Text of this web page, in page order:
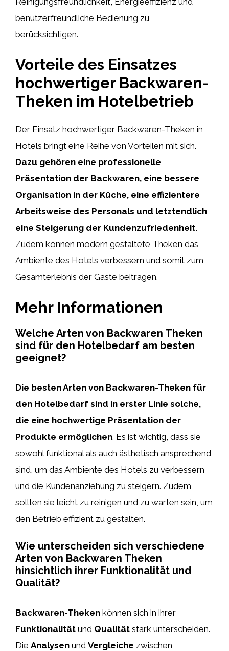
benutzerfreundliche Bedienung zu
berücksichtigen.
Vorteile des Einsatzes
hochwertiger Backwaren-
Theken im Hotelbetrieb
Der Einsatz hochwertiger Backwaren-Theken in
Hotels bringt eine Reihe von Vorteilen mit sich.
Dazu gehören eine professionelle
Präsentation der Backwaren, eine bessere
Organisation in der Küche, eine effizientere
Arbeitsweise des Personals und letztendlich
eine Steigerung der Kundenzufriedenheit.
Zudem können modern gestaltete Theken das
Ambiente des Hotels verbessern und somit zum
Gesamterlebnis der Gäste beitragen.
Mehr Informationen
Welche Arten von Backwaren Theken
sind für den Hotelbedarf am besten
geeignet?
Die besten Arten von Backwaren-Theken für
den Hotelbedarf sind in erster Linie solche,
die eine hochwertige Präsentation der
Produkte ermöglichen. Es ist wichtig, dass sie
sowohl funktional als auch ästhetisch ansprechend
sind, um das Ambiente des Hotels zu verbessern
und die Kundenanziehung zu steigern. Zudem
sollten sie leicht zu reinigen und zu warten sein, um
den Betrieb effizient zu gestalten.
Wie unterscheiden sich verschiedene
Arten von Backwaren Theken
hinsichtlich ihrer Funktionalität und
Qualität?
Backwaren-Theken können sich in ihrer
Funktionalität und Qualität stark unterscheiden.
Die Analysen und Vergleiche zwischen